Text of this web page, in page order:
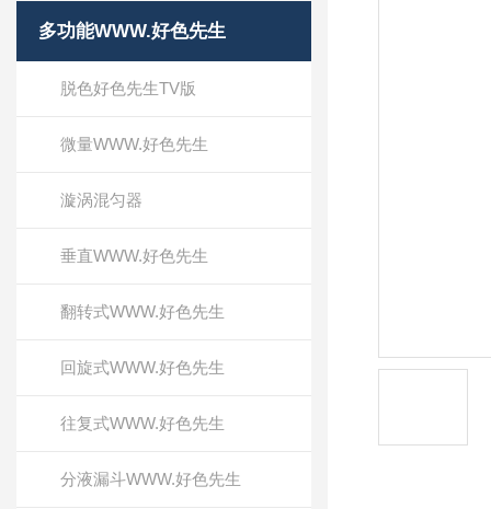
多功能WWW.好色先生
脱色好色先生TV版
微量WWW.好色先生
漩涡混匀器
垂直WWW.好色先生
翻转式WWW.好色先生
回旋式WWW.好色先生
往复式WWW.好色先生
分液漏斗WWW.好色先生